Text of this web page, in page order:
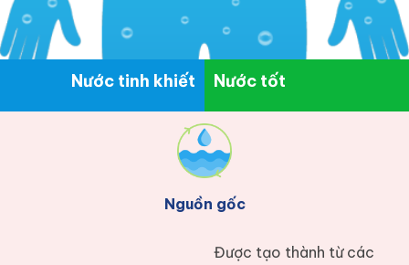
Nước tinh khiết Nước tốt
Nguồn gốc
Được tạo thành từ các